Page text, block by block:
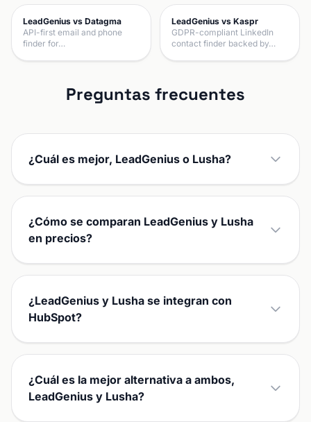
LeadGenius vs Datagma
API-first email and phone
finder for…
LeadGenius vs Kaspr
GDPR-compliant LinkedIn
contact finder backed by…
Preguntas frecuentes
¿Cuál es mejor, LeadGenius o Lusha?
¿Cómo se comparan LeadGenius y Lusha
en precios?
¿LeadGenius y Lusha se integran con
HubSpot?
¿Cuál es la mejor alternativa a ambos,
LeadGenius y Lusha?